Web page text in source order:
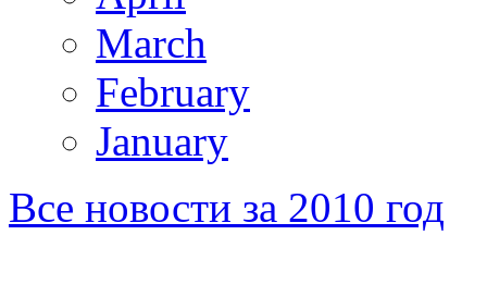
March
February
January
Все новости за 2010 год